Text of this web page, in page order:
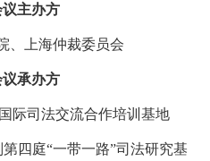
议主办方
、上海仲裁委员会
议承办方
际司法交流合作培训基地
四庭“一带一路”司法研究基